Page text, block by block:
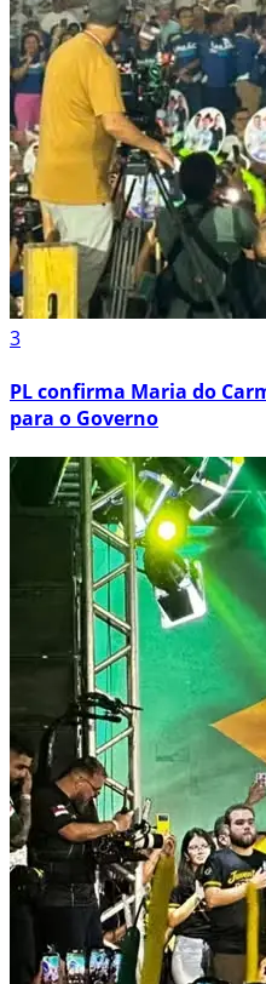
3
PL confirma Maria do
para o Governo